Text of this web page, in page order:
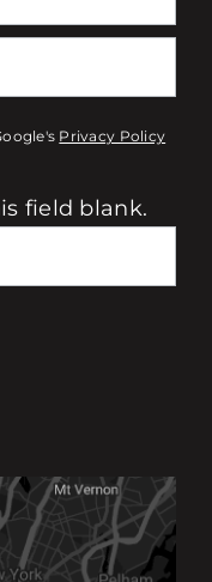
Privacy Policy
field blank.